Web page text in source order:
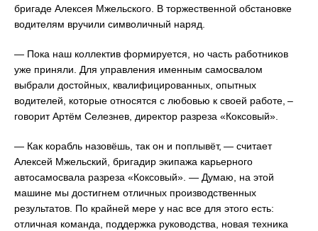
бригаде Алексея Мжельского. В торжественной обстановке
водителям вручили символичный наряд.
— Пока наш коллектив формируется, но часть работников
уже приняли. Для управления именным самосвалом
выбрали достойных, квалифицированных, опытных
водителей, которые относятся с любовью к своей работе, –
говорит Артём Селезнев, директор разреза «Коксовый».
— Как корабль назовёшь, так он и поплывёт, — считает
Алексей Мжельский, бригадир экипажа карьерного
автосамосвала разреза «Коксовый». — Думаю, на этой
машине мы достигнем отличных производственных
результатов. По крайней мере у нас все для этого есть:
отличная команда, поддержка руководства, новая техника